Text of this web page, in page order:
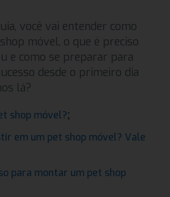
você vai entender como
móvel, o que é preciso
e como se preparar para
desde o primeiro dia
lá?
shop móvel?;
em um pet shop móvel? Vale
para montar um pet shop